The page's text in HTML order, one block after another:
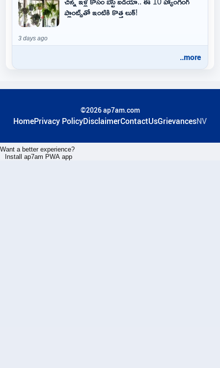
ప్లాంట్స్‌తో ఇంటికి కొత్త లుక్!
3 days ago
..more
©2026 ap7am.com
HomePrivacy PolicyDisclaimerContactUsGrievancesNV
Want a better experience?
Install ap7am PWA app